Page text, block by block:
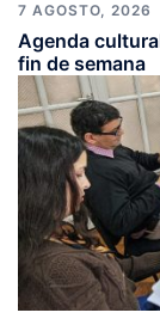
7 AGOSTO, 2026
Agenda
fin de semana